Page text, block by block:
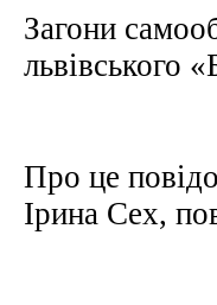
Загони
львівського
Про це
Ірина Сех,